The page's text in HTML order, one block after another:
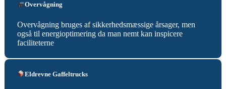
Overvågning
Overvågning bruges af sikkerhedsmæssige årsager, men
også til energioptimering da man nemt kan inspicere
faciliteterne
Eldrevne Gaffeltrucks